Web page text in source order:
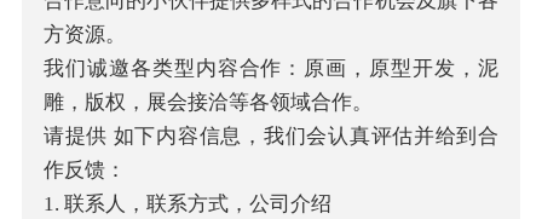
方资源。
我们诚邀各类型内容合作：原画，原型开发，泥
雕，版权，展会接洽等各领域合作。
请提供 如下内容信息，我们会认真评估并给到合
作反馈：
1. 联系人，联系方式，公司介绍